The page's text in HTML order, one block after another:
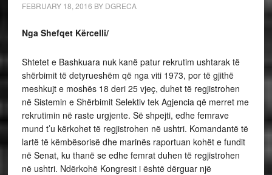
FEBRUARY 18, 2016 BY DGRECA
Nga Shefqet Kërcelli/
Shtetet e Bashkuara nuk kanë patur rekrutim ushtarak të
shërbimit të detyrueshëm që nga viti 1973, por të gjithë
meshkujt e moshës 18 deri 25 vjeç, duhet të regjistrohen
në Sistemin e Shërbimit Selektiv tek Agjencia që merret me
rekrutimin në raste urgjente. Së shpejti, edhe femrave
mund t’u kërkohet të regjistrohen në ushtri. Komandantë të
lartë të këmbësorisë dhe marinës raportuan kohët e fundit
në Senat, ku thanë se edhe femrat duhen të regjistrohen
në ushtri. Ndërkohë Kongresit i është dërguar një